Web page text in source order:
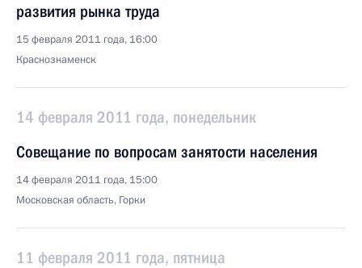
развития рынка труда
15 февраля 2011 года, 16:00
Краснознаменск
14 февраля 2011 года, понедельник
Совещание по вопросам занятости населения
14 февраля 2011 года, 15:00
Московская область, Горки
11 февраля 2011 года, пятница